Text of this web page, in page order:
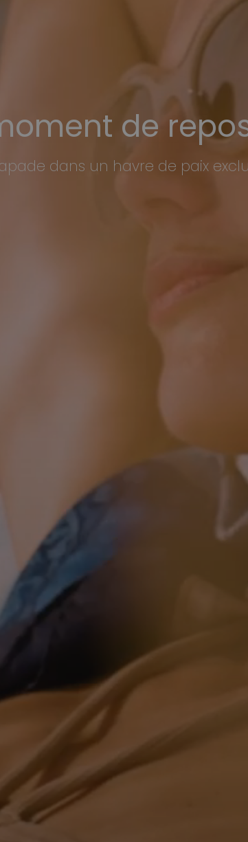
de
dans un havre de paix